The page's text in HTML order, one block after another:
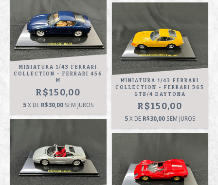
MINIATURA 1/43 FERRARI
COLLECTION - FERRARI 456
M
R$150,00
5 X DE R$30,00 SEM JUROS
MINIATURA 1/43 FERRARI
COLLECTION - FERRARI 365
GTB/4 DAYTONA
R$150,00
5 X DE R$30,00 SEM JUROS